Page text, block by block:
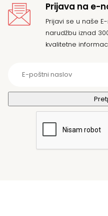
Prijava na e-
Prijavi se u naše
narudžbu iznad
kvalitetne